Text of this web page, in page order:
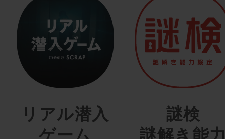
リアル潜入
ゲーム
謎検
謎解き能